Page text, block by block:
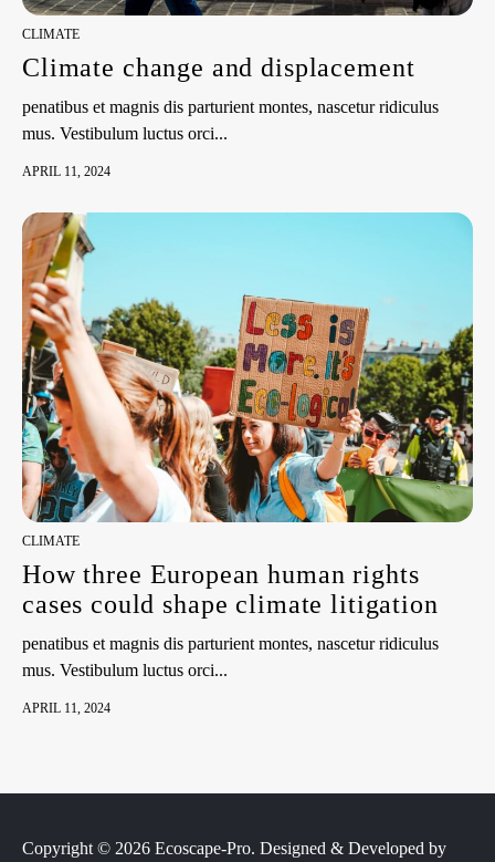
CLIMATE
Climate change and displacement
penatibus et magnis dis parturient montes, nascetur ridiculus
mus. Vestibulum luctus orci...
APRIL 11, 2024
CLIMATE
How three European human rights
cases could shape climate litigation
penatibus et magnis dis parturient montes, nascetur ridiculus
mus. Vestibulum luctus orci...
APRIL 11, 2024
Copyright © 2026 Ecoscape-Pro. Designed & Developed by